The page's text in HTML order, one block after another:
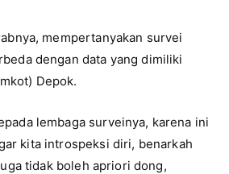
mempertanyakan survei
dengan data yang dimiliki
Depok.
lembaga surveinya, karena ini
kita introspeksi diri, benarkah
tidak boleh apriori dong,